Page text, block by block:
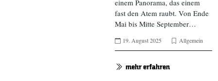
einem Panorama, das einem
fast den Atem raubt. Von Ende
Mai bis Mitte September…
19. August 2025 Allgemein
mehr erfahren